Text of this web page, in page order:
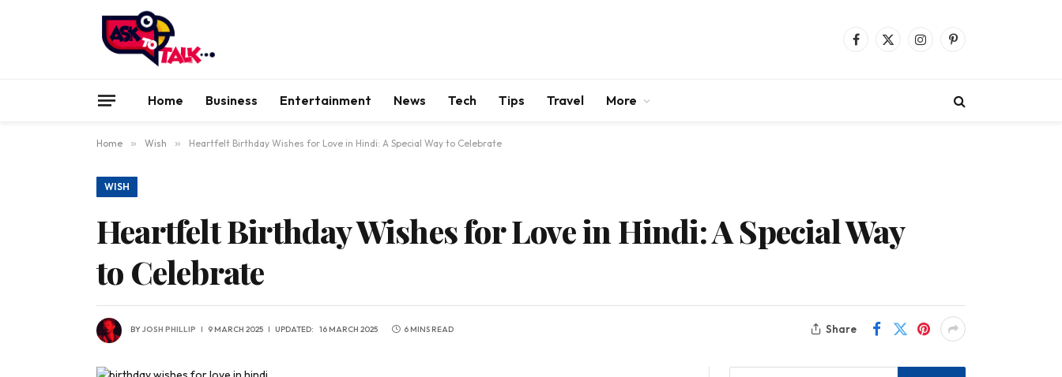
Facebook
X
InstagramPinterest
Home Business Entertainment News Tech Tips Travel More
Home » Wish » Heartfelt Birthday Wishes for Love in Hindi: A Special Way to Celebrate
WISH
Heartfelt Birthday Wishes for Love in Hindi: A Special Way
to Celebrate
BYJOSH PHILLIP 9 MARCH 2025 UPDATED: 16 MARCH 2025 6 MINS READ Share